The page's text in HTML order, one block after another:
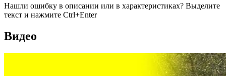
Нашли ошибку в описании или в характеристиках? Выделите
текст и нажмите Ctrl+Enter
Видео